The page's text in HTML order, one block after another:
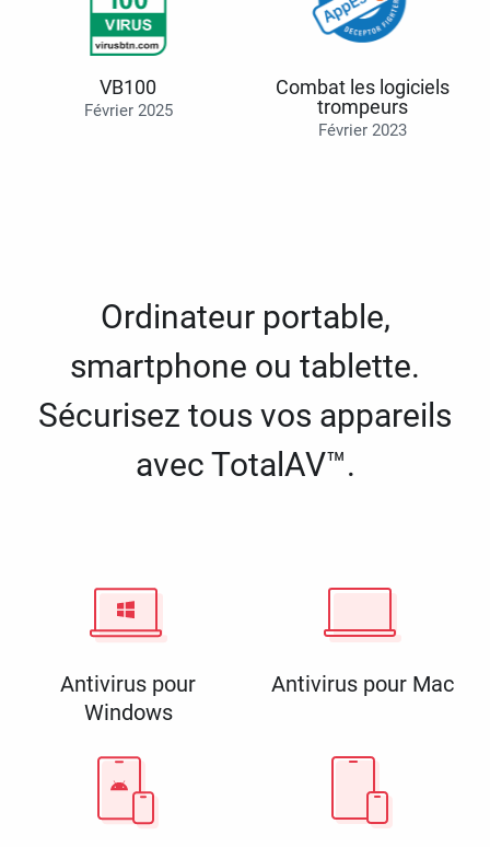
VB100
Février 2025
Combat les logiciels
trompeurs
Février 2023
Ordinateur portable,
smartphone ou tablette.
Sécurisez tous vos appareils
avec TotalAV™.
Antivirus pour
Windows
Antivirus pour Mac